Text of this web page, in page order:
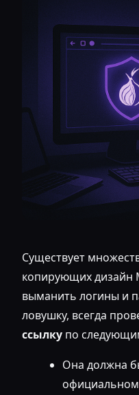
Существует
копирующих дизайн
выманить логины и
ловушку, всегда
ссылку по
Она должна
официальном